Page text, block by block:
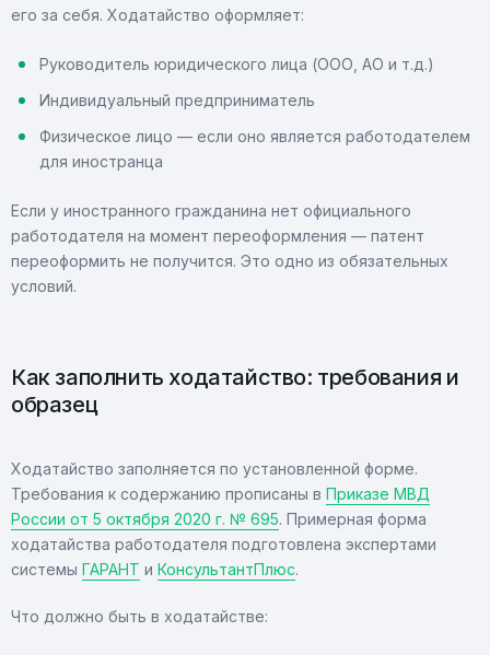
его за себя. Ходатайство оформляет:
Руководитель юридического лица (ООО, АО и т.д.)
Индивидуальный предприниматель
Физическое лицо — если оно является работодателем
для иностранца
Если у иностранного гражданина нет официального
работодателя на момент переоформления — патент
переоформить не получится. Это одно из обязательных
условий.
Как заполнить ходатайство: требования и
образец
Ходатайство заполняется по установленной форме.
Требования к содержанию прописаны в Приказе МВД
России от 5 октября 2020 г. № 695. Примерная форма
ходатайства работодателя подготовлена экспертами
системы ГАРАНТ и КонсультантПлюс.
Что должно быть в ходатайстве: